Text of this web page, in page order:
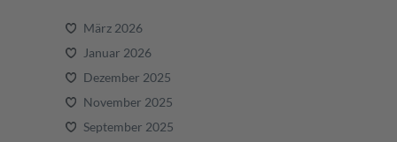
März 2026
Januar 2026
Dezember 2025
November 2025
September 2025